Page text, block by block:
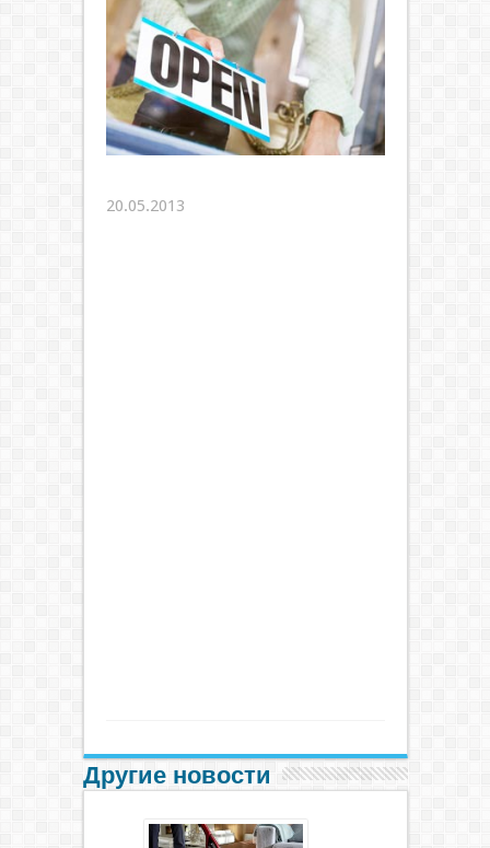
20.05.2013
Другие новости